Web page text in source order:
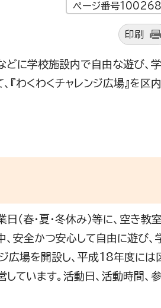
ページ番号
印刷
に学校施設内で自由な遊び、
『わくわくチャレンジ広場』を
春・夏・冬休み）等に、空き教
安全かつ安心して自由に遊び、
場を開設し、平成18年度には
ています。活動日、活動時間